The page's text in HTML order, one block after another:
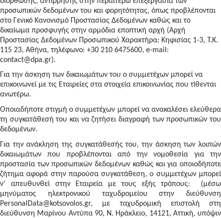
προσωπικών δεδομένων του και φορητότητας, όπως προβλέπονται
στο Γενικό Κανονισμό Προστασίας Δεδομένων καθώς και το
δικαίωμα προσφυγής στην αρμόδια εποπτική αρχή (Αρχή
Προστασίας Δεδομένων Προσωπικού Χαρακτήρα: Κηφισίας 1-3, Τ.Κ.
115 23, Αθήνα, τηλέφωνο: +30 210 6475600, e-mail:
contact@dpa.gr).
Για την άσκηση των δικαιωμάτων του ο συμμετέχων μπορεί να
επικοινωνεί με τις Εταιρείες στα στοιχεία επικοινωνίας που τίθενται
ανωτέρω.
Οποιαδήποτε στιγμή ο συμμετέχων μπορεί να ανακαλέσει ελεύθερα
τη συγκατάθεσή του και να ζητήσει διαγραφή των προσωπικών του
δεδομένων.
Για την ανάκληση της συγκατάθεσής του, την άσκηση των λοιπών
δικαιωμάτων που προβλέπονται από την νομοθεσία για την
προστασία των προσωπικών δεδομένων καθώς και για οποιοδήποτε
ζήτημα αφορά στην παρούσα συγκατάθεση, ο συμμετέχων μπορεί
ν’ απευθυνθεί στην Εταιρεία με τους εξής τρόπους: (μέσω
μηνύματος ηλεκτρονικού ταχυδρομείου στην διεύθυνση
PersonalData@kotsovolos.gr, με ταχυδρομική επιστολή στη
διεύθυνση Μαρίνου Αντύπα 90, Ν. Ηράκλειο, 14121, Αττική, υπόψιν